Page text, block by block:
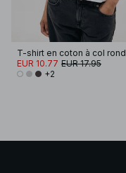
T-shirt en coton à col rond
EUR 10.77 EUR 17.95
+2